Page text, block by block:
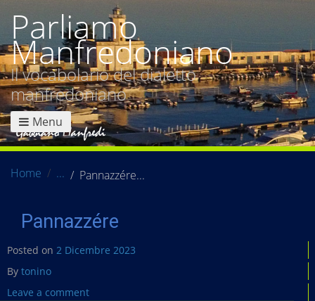
Parliamo
Manfredoniano
Il vocabolario del dialetto
manfredoniano
Menu
Home Pannazzére
Pannazzére
Posted on 2 Dicembre 2023
By tonino
Leave a comment